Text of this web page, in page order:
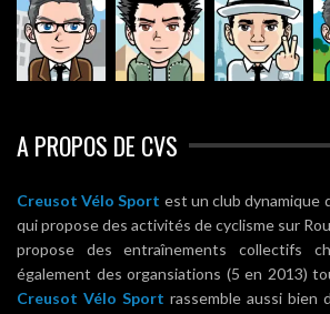
A PROPOS DE CVS
Creusot Vélo Sport est un club dynamique
qui propose des activités de cyclisme sur
propose des entraînements collectifs
également des organsiations (5 en 2013)
Creusot Vélo Sport rassemble aussi bien